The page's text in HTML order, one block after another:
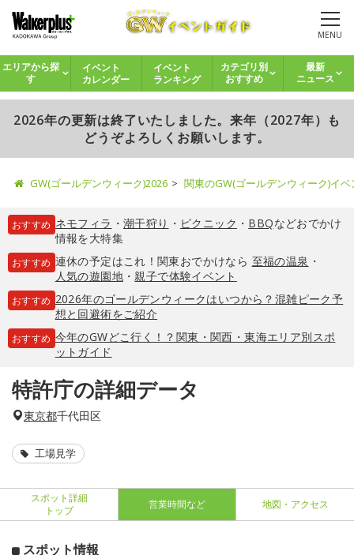
MENU
エリアから探
す
イベント
カレンダー
イベント
ランキング
カテゴリ別
おすすめ
最新
ニュース
2026年の更新は終了いたしました。来年（2027年）も
どうぞよろしくお願いします。
GW(ゴールデンウィーク)2026 関東のGW(ゴールデンウィーク)イ
おすすめ ネモフィラ ・ 潮干狩り ・ ピクニック ・ BBQなどおでかけ
情報を大特集
おすすめ 連休の予定はこれ！関東おでかけなら 至福の温泉 ・
人気の遊園地・親子で体験イベント
おすすめ 2026年のゴールデンウィークはいつから？混雑ピーク予
想と回避術をご紹介
おすすめ 今年のGWどこ行く！？関東・関西・東海エリア別スポ
ットガイド
特許庁の詳細データ
東京都千代田区
工場見学
スポット詳細
トップ
営業時間など 地図・アクセス
スポット情報